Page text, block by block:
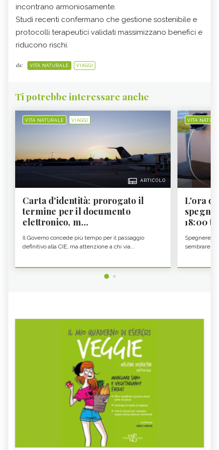
incontrano armoniosamente.
Studi recenti confermano che gestione sostenibile e
protocolli terapeutici validati massimizzano benefici e
riducono rischi.
da: VITA NATURALE VIAGGI
Ti potrebbe interessare anche
VITA NATURALE VIAGGI
ARTICOLO
Carta d'identità: prorogato il
termine per il documento
elettronico, m...
Il Governo concede più tempo per il passaggio
definitivo alla CIE, ma attenzione a chi via...
VITA
L'ora
18:00 ti
Spegnere lo
sembrare